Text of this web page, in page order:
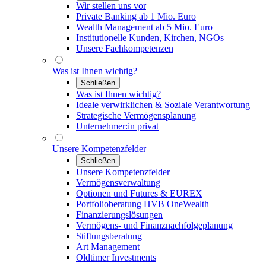
Wir stellen uns vor
Private Banking ab 1 Mio. Euro
Wealth Management ab 5 Mio. Euro
Institutionelle Kunden, Kirchen, NGOs
Unsere Fachkompetenzen
Was ist Ihnen wichtig?
Schließen
Was ist Ihnen wichtig?
Ideale verwirklichen & Soziale Verantwortung
Strategische Vermögensplanung
Unternehmer:in privat
Unsere Kompetenzfelder
Schließen
Unsere Kompetenzfelder
Vermögensverwaltung
Optionen und Futures & EUREX
Portfolioberatung HVB OneWealth
Finanzierungslösungen
Vermögens- und Finanznachfolgeplanung
Stiftungsberatung
Art Management
Oldtimer Investments